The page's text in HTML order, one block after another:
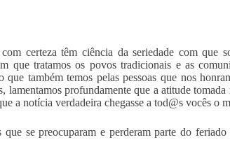
certeza têm ciência da seriedade com que
que tratamos os povos tradicionais e as
também temos pelas pessoas que nos
lamentamos profundamente que a atitude
a notícia verdadeira chegasse a tod@s vocês o
que se preocuparam e perderam parte do